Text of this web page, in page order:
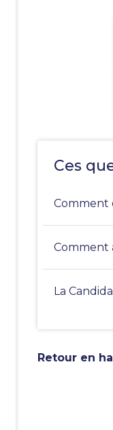
Ces
Comment
Comment
La
Retour en